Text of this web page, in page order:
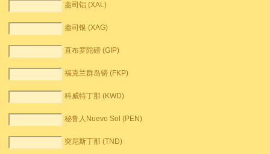
盎司铝 (XAL)
盎司银 (XAG)
直布罗陀磅 (GIP)
福克兰群岛镑 (FKP)
科威特丁那 (KWD)
秘鲁人Nuevo Sol (PEN)
突尼斯丁那 (TND)